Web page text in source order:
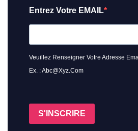
Entrez Votre EMAIL
Veuillez Renseigner Votre Adresse
Ex. : Abc@xyz.com
S'INSCRIRE